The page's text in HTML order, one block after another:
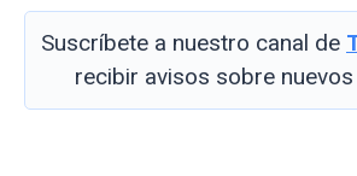
Suscríbete a nuestro canal de
recibir avisos sobre